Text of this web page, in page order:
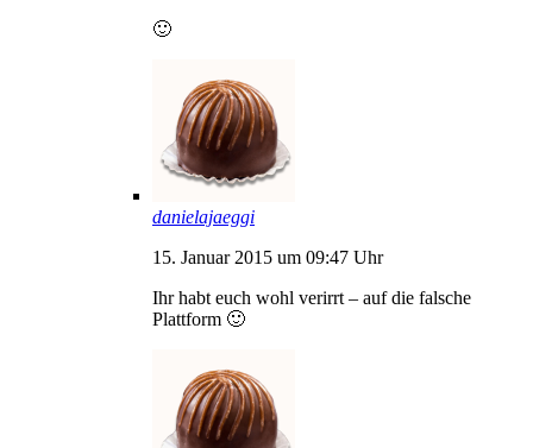
🙂
danielajaeggi
15. Januar 2015 um 09:47 Uhr
Ihr habt euch wohl verirrt – auf die falsche
Plattform 🙂